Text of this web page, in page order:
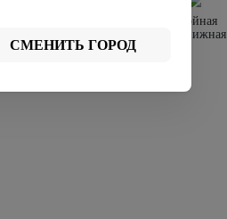
Двойная
раздвижная
СМЕНИТЬ ГОРОД